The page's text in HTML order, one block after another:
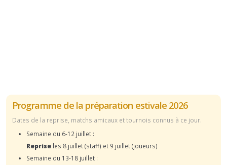
Programme de la préparation estivale 2026
Dates de la reprise, matchs amicaux et tournois connus à ce jour.
Semaine du 6-12 juillet :
Reprise les 8 juillet (staff) et 9 juillet (joueurs)
Semaine du 13-18 juillet :